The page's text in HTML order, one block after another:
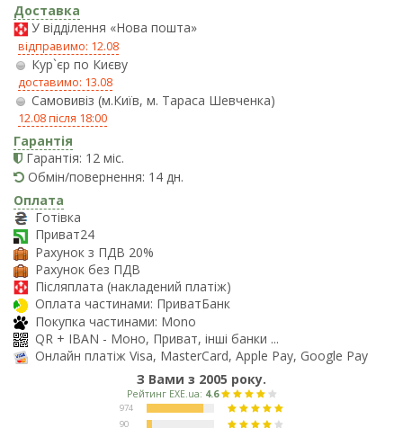
Доставка
У відділення «Нова пошта»
відправимо: 12.08
Кур`єр по Києву
доставимо: 13.08
Самовивіз (м.Київ, м. Тараса Шевченка)
12.08 після 18:00
Гарантія
Гарантія: 12 міс.
Обмін/повернення: 14 дн.
Оплата
Готівка
Приват24
Рахунок з ПДВ 20%
Рахунок без ПДВ
Післяплата (накладений платіж)
Оплата частинами: ПриватБанк
Покупка частинами: Mono
QR + IBAN - Моно, Приват, інші банки ...
Онлайн платіж Visa, MasterCard, Apple Pay, Google Pay
З Вами з 2005 року.